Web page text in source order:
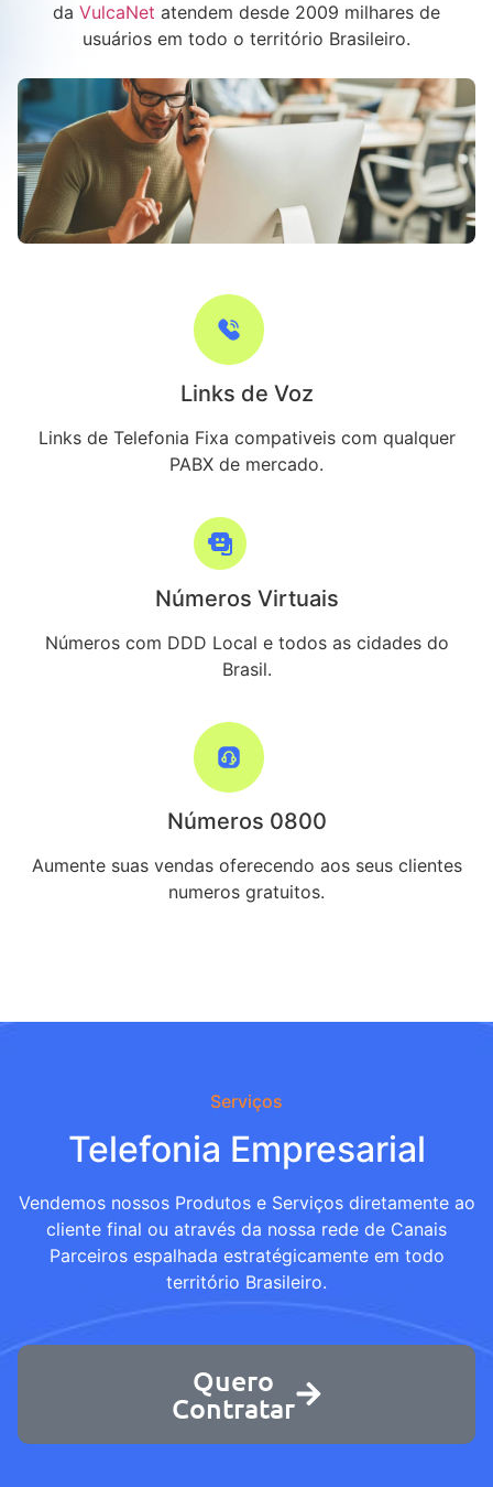
da VulcaNet atendem desde 2009 milhares de
usuários em todo o território Brasileiro.
Links de Voz
Links de Telefonia Fixa compativeis com qualquer
PABX de mercado.
Números Virtuais
Números com DDD Local e todos as cidades do
Brasil.
Números 0800
Aumente suas vendas oferecendo aos seus clientes
numeros gratuitos.
Serviços
Telefonia Empresarial
Vendemos nossos Produtos e Serviços diretamente ao
cliente final ou através da nossa rede de Canais
Parceiros espalhada estratégicamente em todo
território Brasileiro.
Quero
Contratar